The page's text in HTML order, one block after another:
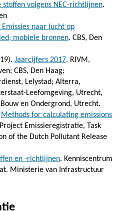
stoffen volgens NEC-richtlijnen.
Emissies naar lucht op
mobiele bronnen. CBS, Den
Jaarcijfers 2017. RIVM,
CBS, Den Haag;
Lelystad; Alterra,
Leefomgeving, Utrecht,
en Ondergrond, Utrecht.
Methods for calculating emissions
Emissieregistratie, Task
of the Dutch Pollutant Release
en -richtlijnen. Kenniscentrum
Ministerie van Infrastructuur